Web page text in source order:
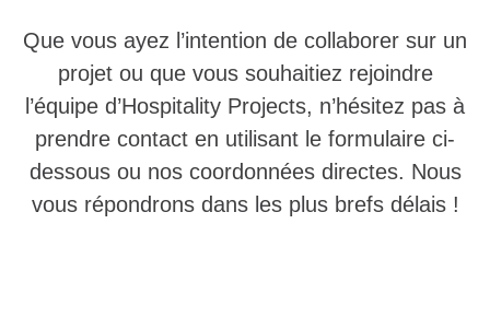
Que vous ayez l’intention de collaborer sur un
projet ou que vous souhaitiez rejoindre
l’équipe d’Hospitality Projects, n’hésitez pas à
prendre contact en utilisant le formulaire ci-
dessous ou nos coordonnées directes. Nous
vous répondrons dans les plus brefs délais !